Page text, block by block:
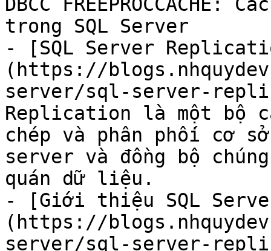
trong SQL Server
- [SQL Server
(https://
server/sql-server-
Replication là một bộ
chép và phân phối cơ
server và đồng bộ
quán dữ liệu.
- [Giới thiệu SQL
(https://
server/sql-server-